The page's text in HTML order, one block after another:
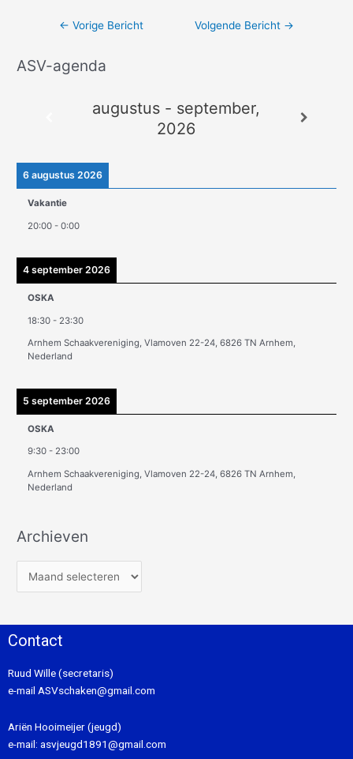
← Vorige Bericht Volgende Bericht →
ASV-agenda
augustus - september,
2026
6 augustus 2026
Vakantie
20:00 -0:00
4 september 2026
OSKA
18:30 - 23:30
Arnhem Schaakvereniging, Vlamoven 22-24, 6826 TN Arnhem,
Nederland
5 september 2026
OSKA
9:30 - 23:00
Arnhem Schaakvereniging, Vlamoven 22-24, 6826 TN Arnhem,
Nederland
Archieven
A
Contact
Ruud Wille (secretaris)
e-mail ASVschaken@gmail.com
Ariën Hooimeijer (jeugd)
e-mail: asvjeugd1891@gmail.com